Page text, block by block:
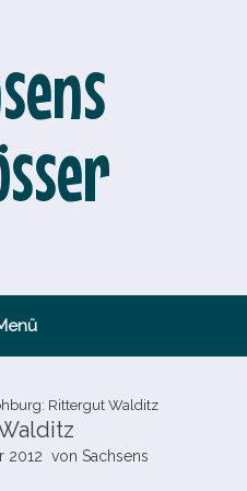
Rittergut Walditz
2012 von Sachsens